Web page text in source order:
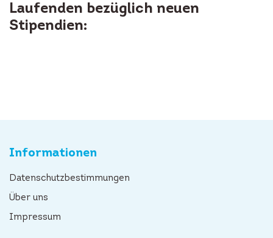
Laufenden bezüglich neuen
Stipendien:
Informationen
Datenschutzbestimmungen
Über uns
Impressum